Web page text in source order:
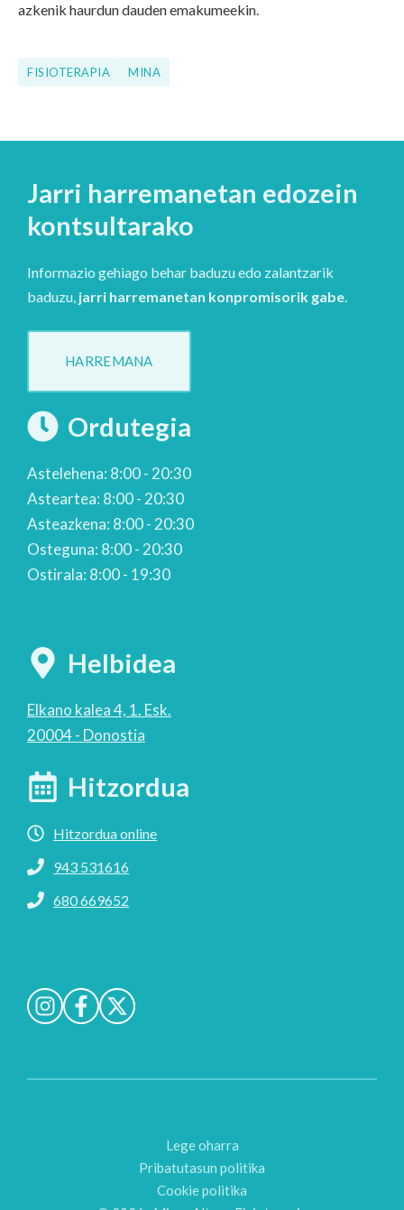
azkenik haurdun dauden emakumeekin.
FISIOTERAPIA MINA
Jarri harremanetan edozein
kontsultarako
Informazio gehiago behar baduzu edo zalantzarik
baduzu, jarri harremanetan konpromisorik gabe.
HARREMANA
Ordutegia
Astelehena: 8:00 - 20:30
Asteartea: 8:00 - 20:30
Asteazkena: 8:00 - 20:30
Osteguna: 8:00 - 20:30
Ostirala: 8:00 - 19:30
Helbidea
Elkano kalea 4, 1. Esk.
20004 - Donostia
Hitzordua
Hitzordua online
943 531616
680 669652
Lege oharra
Pribatutasun politika
Cookie politika